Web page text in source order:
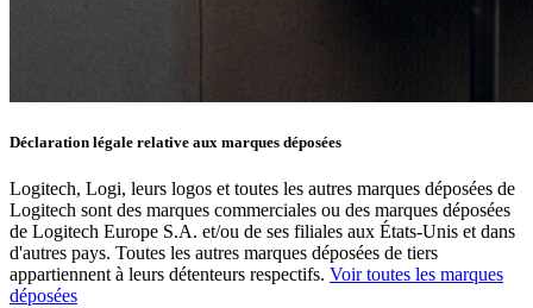
Déclaration légale relative aux marques déposées
Logitech, Logi, leurs logos et toutes les autres marques déposées de
Logitech sont des marques commerciales ou des marques déposées
de Logitech Europe S.A. et/ou de ses filiales aux États-Unis et dans
d'autres pays. Toutes les autres marques déposées de tiers
appartiennent à leurs détenteurs respectifs. Voir toutes les marques
déposées